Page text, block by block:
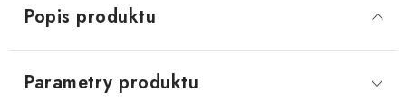
Popis produktu
Parametry produktu